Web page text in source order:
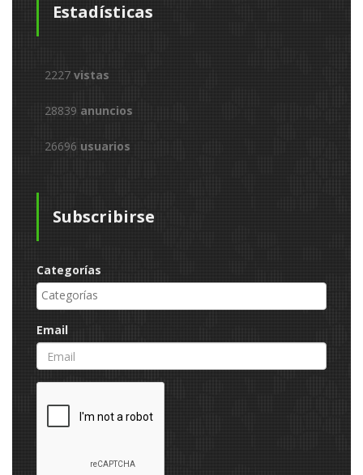
Estadísticas
2227 vistas
28839 anuncios
26696 usuarios
Subscribirse
Categorías
Email